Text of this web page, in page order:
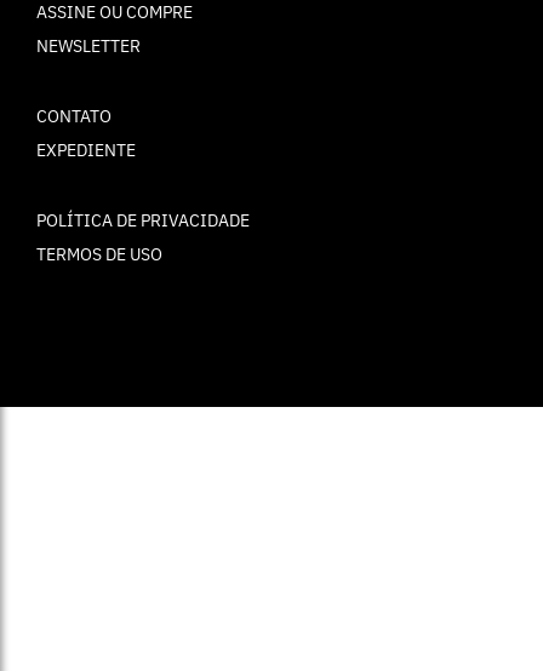
ASSINE OU COMPRE
NEWSLETTER
CONTATO
EXPEDIENTE
POLÍTICA DE PRIVACIDADE
TERMOS DE USO